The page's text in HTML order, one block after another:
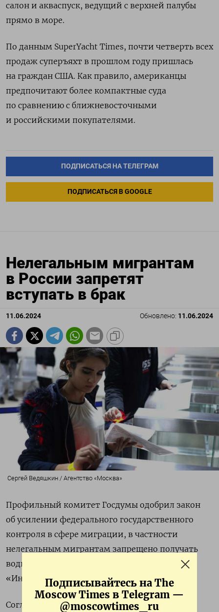
Подписывайтесь на The
Moscow Times в Telegram —
@moscowtimes_ru
салон и акваспуск, ведущий с верхней палубы
прямо в море.
По данным SuperYacht Times, почти четверть всех
продаж суперъяхт в прошлом году пришлась
на граждан США. Как правило, американцы
предпочитают более компактные суда
по сравнению с ближневосточными
и российскими покупателями.
ПОДПИСАТЬСЯ НА ТЕЛЕГРАМ
ПОДПИСАТЬСЯ В GOOGLE
Нелегальным мигрантам
в России запретят
вступать в брак
11.06.2024 Обновлено: 11.06.2024
Сергей Ведяшкин / Агентство «Москва»
Профильный комитет Госдумы одобрил закон
об усилении федерального государственного
контроля в сфере миграции, в частности
нелегальным мигрантам запрещено получать
водительские права и вступать в брак,
пишет
«Интерфакс».
Согласно законопроекту, будет введен режим